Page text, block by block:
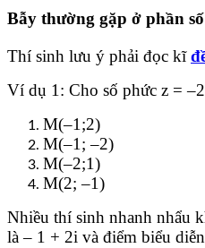
Bẫy thường gặp ở phần
Thí sinh lưu ý phải đọc kĩ
Ví dụ 1: Cho số phức z =
M(–1;2)
M(–1; –2)
M(–2;1)
M(2; –1)
Nhiều thí sinh nhanh nhẩu
là – 1 + 2i và điểm biểu